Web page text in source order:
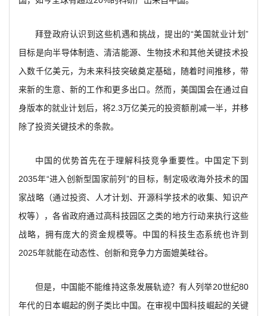
拜登政府认识到这些机遇和挑战，提出的“美国就业计划”
目标是向半导体制造、清洁能源、生物技术和其他关键技术投
入数千亿美元，为未来科技突破奠定基础，随着时间推移，带
来新的生意、新的工作和更多出口。然而，美国国会在通过自
身版本的就业计划后，将2.3万亿美元的投资额削减一半，并移
除了投资关键技术的条款。
中国的优势首先在于理解科技竞争重要性。中国定下到
2035年“进入创新型国家前列”的目标，制定吸收海外技术的国
家战略（通过投资、人才计划、开源科学技术的收集、知识产
权等），各省政府通过高科技园区之类的地方行动来执行这些
战略，拥有庞大的资金规模等。中国的科技生态系统也许到
2025年就能在动态性、创新和竞争力方面媲美硅谷。
但是，中国能不能维持这条发展轨迹？有人列举20世纪80
年代的日本崛起的例子类比中国。在审视中国科技崛起的关键